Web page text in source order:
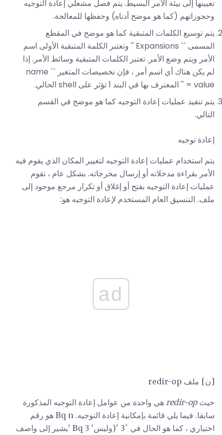
تعيينها إلى بيئة الأمر البسيط. يتم فصل مشغلي إعادة التوجيه
وحجوزاتهم (كما هو موضح أدناه) وحفظها للمعالجة.
يتم توسيع الكلمات المتبقية كما هو موضح في المقطع
المسمى `` Expansions '' وتعتبر الكلمة المتبقية الأولى اسم
الأمر ويتم وضع الأمر. تعتبر الكلمات المتبقية وسائط الأمر. إذا
لم يكن هناك أي اسم أمر ، فإن تخصيصات المتغير `` name
= value '' المعترف بها في البند 1 تؤثر على shell الحالي.
يتم تنفيذ عمليات إعادة التوجيه كما هو موضح في القسم
التالي.
إعادة توجيه
يتم استخدام عمليات إعادة التوجيه لتغيير المكان الذي يقوم فيه
الأمر بقراءة مدخلاته أو إرسال مخرجاته. بشكل عام ، تقوم
عمليات إعادة التوجيه بفتح أو إغلاق أو تكرار مرجع موجود إلى
ملف. التنسيق العام المستخدم لإعادة التوجيه هو:
ad
[ن] ملف redir-op
حيثredir-op هي واحدة من عوامل إعادة التوجيه المذكورة
سابقا. فيما يلي قائمة بإمكانية إعادة التوجيه. Bq n هو رقم
اختياري ، كما هو الحال في `3 '(وليس' Bq 3 'يشير إلى واصف